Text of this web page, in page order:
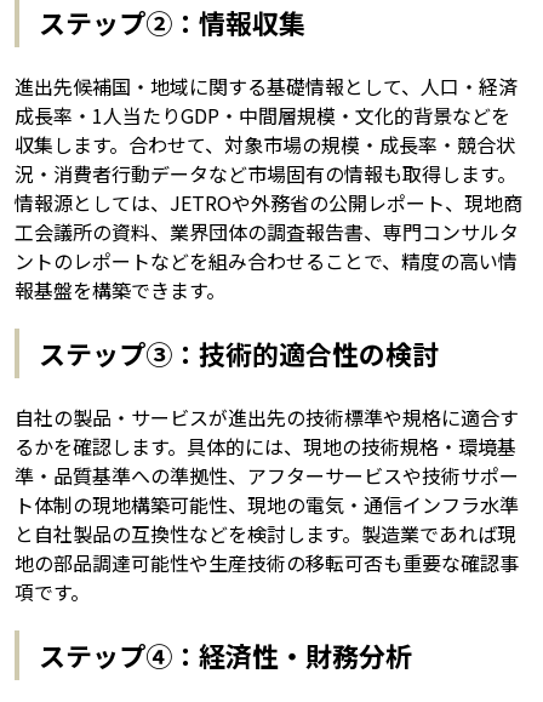
ステップ②：情報収集
進出先候補国・地域に関する基礎情報として、人口・経済
成長率・1人当たりGDP・中間層規模・文化的背景などを
収集します。合わせて、対象市場の規模・成長率・競合状
況・消費者行動データなど市場固有の情報も取得します。
情報源としては、JETROや外務省の公開レポート、現地商
工会議所の資料、業界団体の調査報告書、専門コンサルタ
ントのレポートなどを組み合わせることで、精度の高い情
報基盤を構築できます。
ステップ③：技術的適合性の検討
自社の製品・サービスが進出先の技術標準や規格に適合す
るかを確認します。具体的には、現地の技術規格・環境基
準・品質基準への準拠性、アフターサービスや技術サポー
ト体制の現地構築可能性、現地の電気・通信インフラ水準
と自社製品の互換性などを検討します。製造業であれば現
地の部品調達可能性や生産技術の移転可否も重要な確認事
項です。
ステップ④：経済性・財務分析